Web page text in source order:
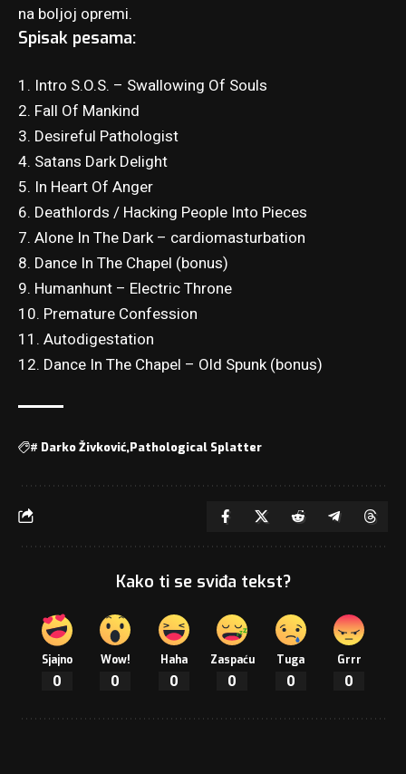
na boljoj opremi.
Spisak pesama:
1. Intro S.O.S. – Swallowing Of Souls
2. Fall Of Mankind
3. Desireful Pathologist
4. Satans Dark Delight
5. In Heart Of Anger
6. Deathlords / Hacking People Into Pieces
7. Alone In The Dark – cardiomasturbation
8. Dance In The Chapel (bonus)
9. Humanhunt – Electric Throne
10. Premature Confession
11. Autodigestation
12. Dance In The Chapel – Old Spunk (bonus)
# Darko Živković Pathological Splatter
Kako ti se sviđa tekst?
Sjajno
0
Wow!
0
Haha
0
Zaspaću
0
Tuga
0
Grrr
0